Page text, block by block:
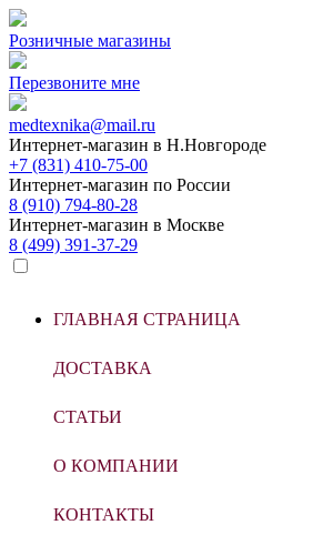
Розничные магазины
Перезвоните мне
medtexnika@mail.ru
Интернет-магазин в Н.Новгороде
+7 (831) 410-75-00
Интернет-магазин по России
8 (910) 794-80-28
Интернет-магазин в Москве
8 (499) 391-37-29
ГЛАВНАЯ СТРАНИЦА
ДОСТАВКА
СТАТЬИ
О КОМПАНИИ
КОНТАКТЫ